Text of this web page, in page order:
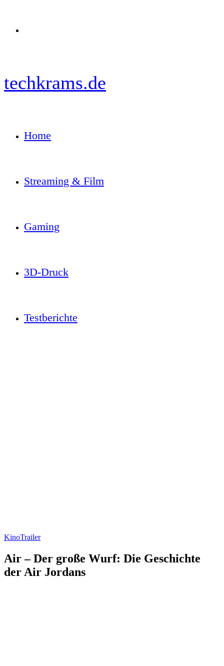
techkrams.de
Home
Streaming & Film
Gaming
3D-Druck
Testberichte
KinoTrailer
Air – Der große Wurf: Die Geschichte
der Air Jordans